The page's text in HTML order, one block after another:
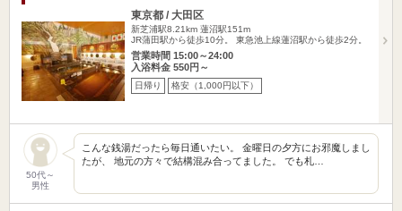
東京都 / 大田区
新芝浦駅8.21km 蓮沼駅151m
JR蒲田駅から徒歩10分。 東急池上線蓮沼駅から徒歩2分。
営業時間 15:00～24:00
入浴料金 550円～
日帰り 格安（1,000円以下）
50代～
男性
こんな銭湯だったら毎日通いたい。 金曜日の夕方にお邪魔しまし
たが、 地元の方々で結構混み合ってました。 でも札…